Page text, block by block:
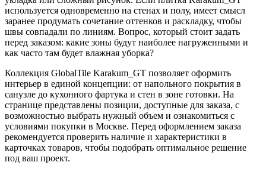
используется одновременно на стенах и полу, имеет смысл
заранее продумать сочетание оттенков и раскладку, чтобы
швы совпадали по линиям. Вопрос, который стоит задать
перед заказом: какие зоны будут наиболее нагруженными и
как часто там будет влажная уборка?
Коллекция GlobalTile Karakum_GT позволяет оформить
интерьер в единой концепции: от напольного покрытия в
санузле до кухонного фартука и стен в зоне готовки. На
странице представлены позиции, доступные для заказа, с
возможностью выбрать нужный объем и ознакомиться с
условиями покупки в Москве. Перед оформлением заказа
рекомендуется проверить наличие и характеристики в
карточках товаров, чтобы подобрать оптимальное решение
под ваш проект.